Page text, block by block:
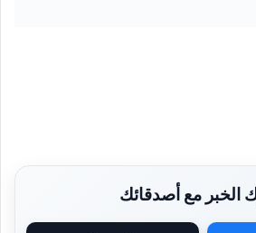
الخبر مع أصدقائك